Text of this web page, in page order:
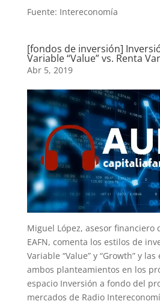
audio
Fuente: Intereconomía
[fondos de inversión]
Variable “Value” vs. Renta
Abr 5, 2019
Miguel López, asesor financiero
EAFN, comenta los estilos de
Variable “Value” y “Growth” y
ambos planteamientos en los
espacio Inversión a fondo del
mercados de Radio